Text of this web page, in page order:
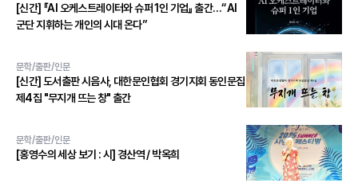
[신간] 『AI 오케스트레이터와 슈퍼 1인 기업』 출간…“AI
군단 지휘하는 개인의 시대 온다”
문학/출판/인문
[신간] 도서출판 시음사, 대한문인협회 경기지회 동인문집
제4집 "무지개 뜨는 창" 출간
문학/출판/인문
[홍영수의 세상 보기 : 시] 경산역 / 박옥희